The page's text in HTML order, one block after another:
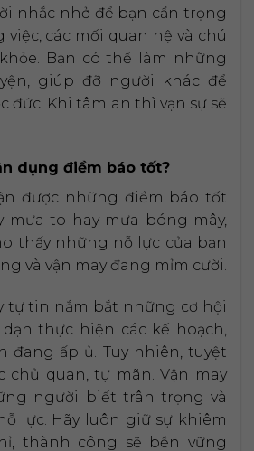
nhắc nhở để bạn cẩn trọng
các mối quan hệ và chú
Bạn có thể làm những
giúp đỡ người khác để
đức. Khi tâm an thì vạn sự sẽ
dụng điềm báo tốt?
được những điềm báo tốt
mưa to hay mưa bóng mây,
thấy những nỗ lực của bạn
và vận may đang mỉm cười.
tự tin nắm bắt những cơ hội
thực hiện các kế hoạch,
đang ấp ủ. Tuy nhiên, tuyệt
chủ quan, tự mãn. Vận may
người biết trân trọng và
lực. Hãy luôn giữ sự khiêm
thành công sẽ bền vững